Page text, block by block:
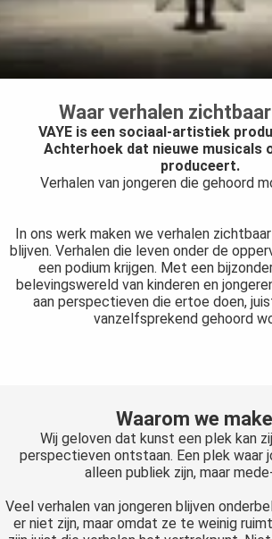
Waar verhalen
VAYE is een sociaal-artistiek
Achterhoek dat nieuwe musicals
produceert.
Verhalen van jongeren die gehoord
In ons werk maken we verhalen
blijven. Verhalen die leven onder de
een podium krijgen. Met een
belevingswereld van kinderen en
aan perspectieven die ertoe doen,
vanzelfsprekend gehoord
Waarom we
Wij geloven dat kunst een plek kan
perspectieven ontstaan. Een plek waar
alleen publiek zijn, maar
Veel verhalen van jongeren blijven
er niet zijn, maar omdat ze te weinig